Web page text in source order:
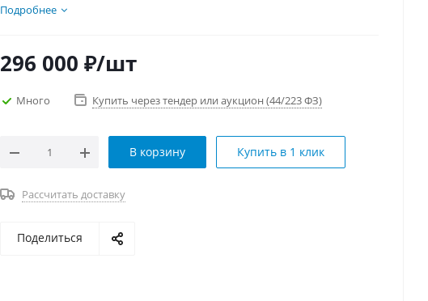
Минпросвещения РФ № 804 и предназначен для
Подробнее
296 000 ₽/шт
Много Купить через тендер или аукцион (44/223 ФЗ)
В корзину Купить в 1 клик
Рассчитать доставку
Поделиться